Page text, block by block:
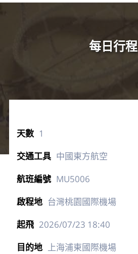
每日行程
1
中國東方航空
MU5006
台灣桃園國際機場
2026/07/23 18:40
上海浦東國際機場